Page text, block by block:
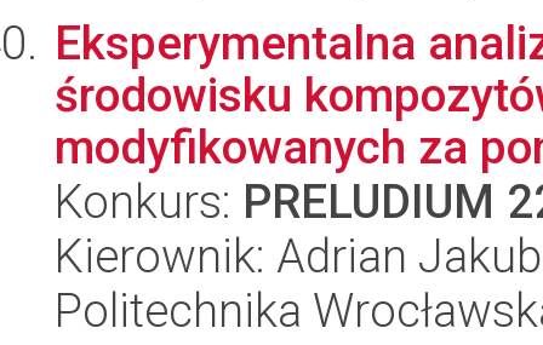
Eksperymentalna
środowisku
modyfikowanych za
Konkurs: PRELUDIUM
Kierownik: Adrian
Politechnika